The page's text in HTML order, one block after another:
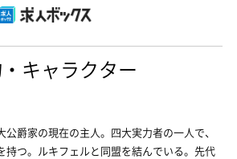
キャラクター
爵家の現在の主人。四大実力者の一人で、
持つ。ルキフェルと同盟を結んでいる。先代